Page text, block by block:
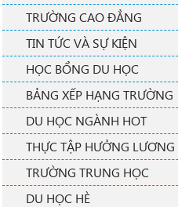
TRƯỜNG CAO ĐẲNG
TIN TỨC VÀ SỰ KIỆN
HỌC BỔNG DU HỌC
BẢNG XẾP HẠNG TRƯỜNG
DU HỌC NGÀNH HOT
THỰC TẬP HƯỞNG LƯƠNG
TRƯỜNG TRUNG HỌC
DU HỌC HÈ